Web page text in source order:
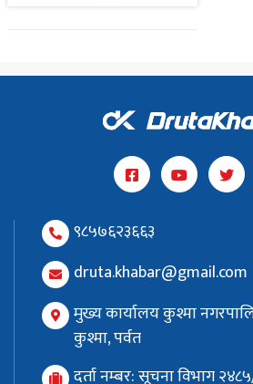
९८५७६२३६६३
druta.khabar@gmail.com
मुख्य कार्यालय कुश्मा
कुश्मा, पर्वत
दर्ता नम्बर: सूचना विभाग